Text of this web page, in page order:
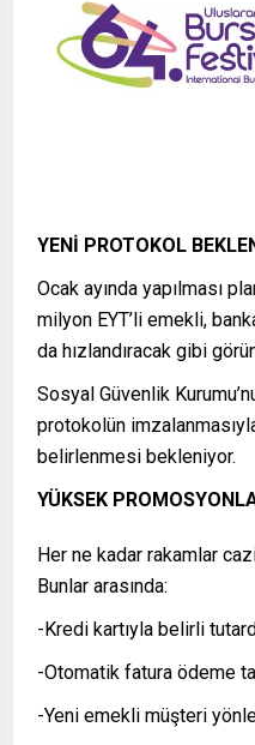
YENİ PROTOKOL
Ocak ayında yapılması
milyon EYT’li emekli,
da hızlandıracak gibi
Sosyal Güvenlik
protokolün
belirlenmesi bekleniyor.
YÜKSEK
Her ne kadar rakamlar
Bunlar arasında:
-Kredi kartıyla belirli
-Otomatik fatura ödeme
-Yeni emekli müşteri